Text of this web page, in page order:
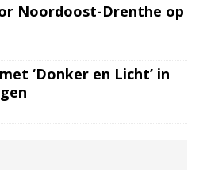
Noordoost-Drenthe op
‘Donker en Licht’ in